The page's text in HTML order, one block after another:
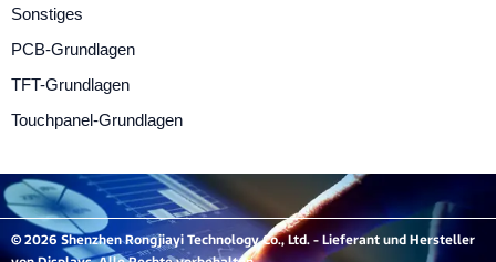
Sonstiges
PCB-Grundlagen
TFT-Grundlagen
Touchpanel-Grundlagen
© 2026 Shenzhen Rongjiayi Technology Co., Ltd. - Lieferant und Hersteller